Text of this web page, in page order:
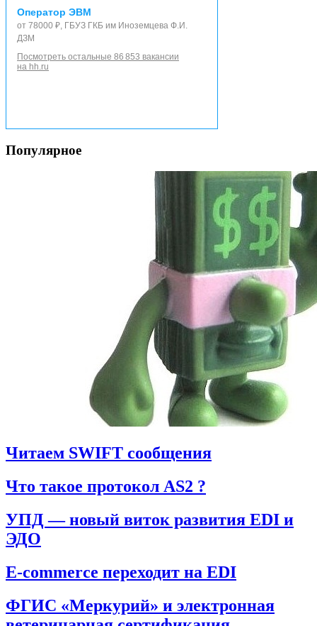
Оператор ЭВМ
от 78000 ₽, ГБУЗ ГКБ им Иноземцева Ф.И.
ДЗМ
Посмотреть остальные 86 853 вакансии
на hh.ru
Популярное
Читаем SWIFT сообщения
Что такое протокол AS2 ?
УПД — новый виток развития EDI и
ЭДО
E-commerce переходит на EDI
ФГИС «Меркурий» и электронная